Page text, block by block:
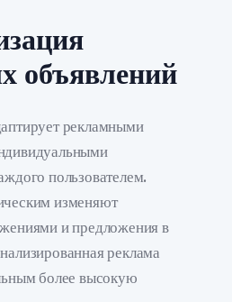
объявлений
рекламными
пользователем.
изменяют
и предложения в
реклама
более высокую